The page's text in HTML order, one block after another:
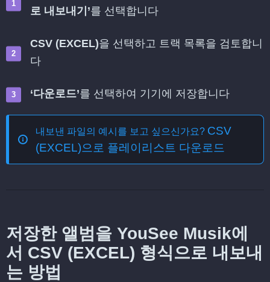
로 내보내기’를 선택합니다
CSV (EXCEL)을 선택하고 트랙 목록을 검토합니
다
‘다운로드’를 선택하여 기기에 저장합니다
내보낸 파일의 예시를 보고 싶으신가요? CSV
(EXCEL)으로 플레이리스트 다운로드
저장한 앨범을 YouSee Musik에
서 CSV (EXCEL) 형식으로 내보내
는 방법